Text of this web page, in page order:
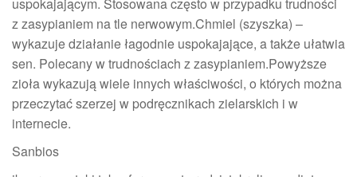
z zasypianiem na tle nerwowym.Chmiel (szyszka) –
wykazuje działanie łagodnie uspokajające, a także ułatwia
sen. Polecany w trudnościach z zasypianiem.Powyższe
zioła wykazują wiele innych właściwości, o których można
przeczytać szerzej w podręcznikach zielarskich i w
internecie.
Sanbios